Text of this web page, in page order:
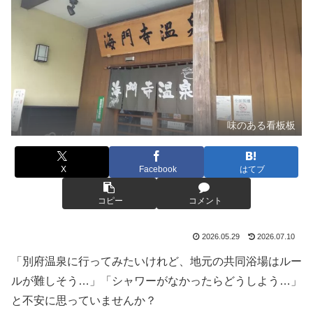
味のある看板板
X Facebook はてブ
コピー コメント
2026.05.29 2026.07.10
「別府温泉に行ってみたいけれど、地元の共同浴場はルー
ルが難しそう…」「シャワーがなかったらどうしよう…」
と不安に思っていませんか？